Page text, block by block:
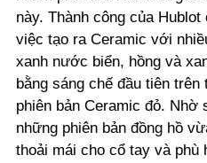
này. Thành công của
việc tạo ra Ceramic với
xanh nước biển, hồng và
bằng sáng chế đầu tiên
phiên bản Ceramic đỏ. Nhờ
những phiên bản đồng hồ
thoải mái cho cổ tay và